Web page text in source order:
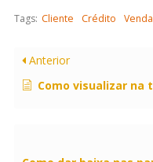
Tags: Cliente Crédito
Anterior
Como visualizar na